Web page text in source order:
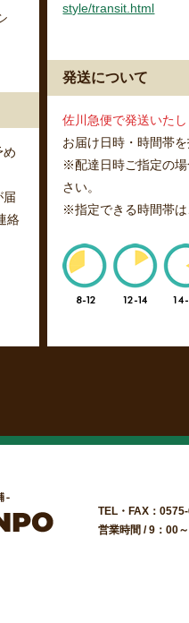
め
届
絡
style/transit.html
発送について
佐川急便で発送いたし
お届け日時・時間帯を
※配達日時ご指定の
さい。
※指定できる時間帯は
TEL・FAX：
営業時間 / 9：00